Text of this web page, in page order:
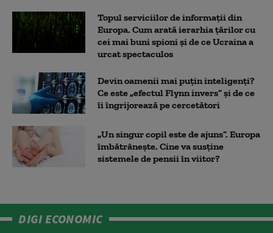
Topul serviciilor de informații din
Europa. Cum arată ierarhia țărilor cu
cei mai buni spioni și de ce Ucraina a
urcat spectaculos
Devin oamenii mai puțin inteligenți?
Ce este „efectul Flynn invers” și de ce
îi îngrijorează pe cercetători
„Un singur copil este de ajuns”. Europa
îmbătrânește. Cine va susține
sistemele de pensii în viitor?
DIGI ECONOMIC